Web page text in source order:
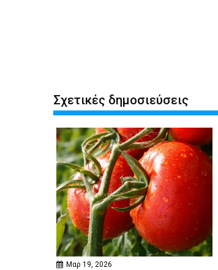
Σχετικές δημοσιεύσεις
Μαρ 19, 2026